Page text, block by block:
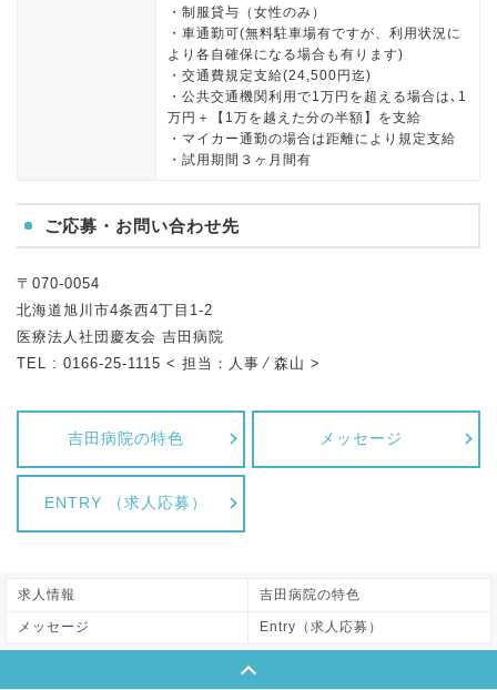
・制服貸与（女性のみ）
・車通勤可(無料駐車場有ですが、利用状況に
より各自確保になる場合も有ります)
・交通費規定支給(24,500円迄)
・公共交通機関利用で1万円を超える場合は､1
万円＋【1万を越えた分の半額】を支給
・マイカー通勤の場合は距離により規定支給
・試用期間３ヶ月間有
ご応募・お問い合わせ先
〒070-0054
北海道旭川市4条西4丁目1-2
医療法人社団慶友会 吉田病院
TEL : 0166-25-1115 < 担当：人事 ⁄ 森山 >
吉田病院の特色 メッセージ
ENTRY （求人応募）
求人情報 吉田病院の特色
メッセージ Entry（求人応募）